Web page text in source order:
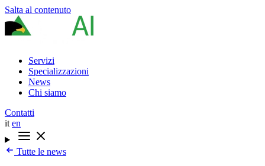
Salta al contenuto
Servizi
Specializzazioni
News
Chi siamo
Contatti
it en
Tutte le news